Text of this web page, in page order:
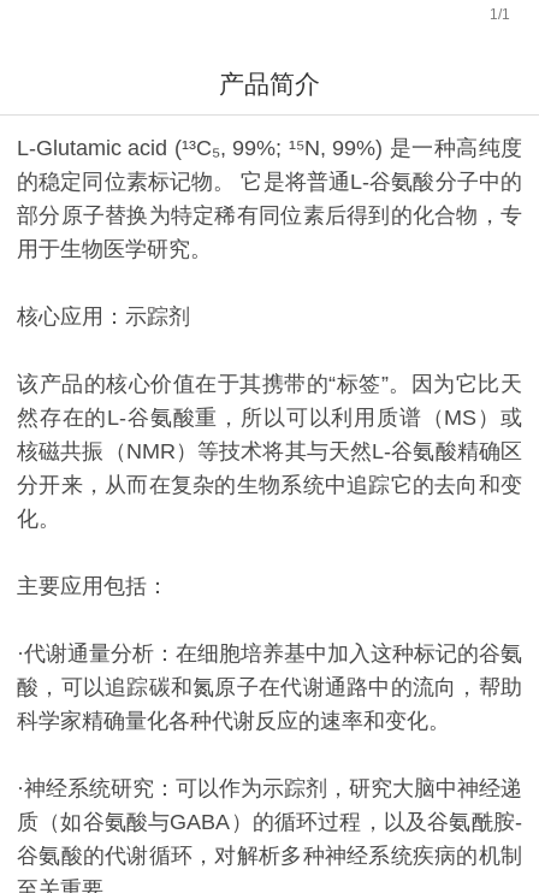
1 /1
产品简介
L-Glutamic acid (¹³C₅, 99%; ¹⁵N, 99%) 是一种高纯度
的稳定同位素标记物。 它是将普通L-谷氨酸分子中的
部分原子替换为特定稀有同位素后得到的化合物，专
用于生物医学研究。
核心应用：示踪剂
该产品的核心价值在于其携带的“标签”。因为它比天
然存在的L-谷氨酸重，所以可以利用质谱（MS）或
核磁共振（NMR）等技术将其与天然L-谷氨酸精确区
分开来，从而在复杂的生物系统中追踪它的去向和变
化。
主要应用包括：
·代谢通量分析：在细胞培养基中加入这种标记的谷氨
酸，可以追踪碳和氮原子在代谢通路中的流向，帮助
科学家精确量化各种代谢反应的速率和变化。
·神经系统研究：可以作为示踪剂，研究大脑中神经递
质（如谷氨酸与GABA）的循环过程，以及谷氨酰胺-
谷氨酸的代谢循环，对解析多种神经系统疾病的机制